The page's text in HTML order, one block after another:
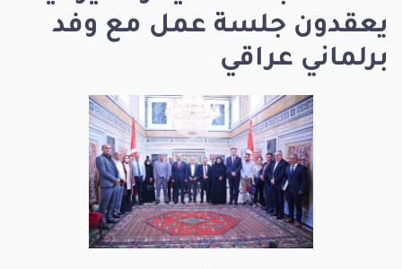
يعقدون جلسة عمل مع وفد
برلماني عراقي